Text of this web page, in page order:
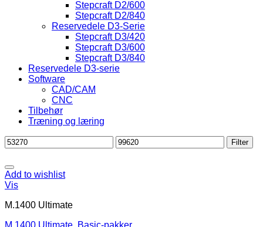
Stepcraft D2/600
Stepcraft D2/840
Reservedele D3-Serie
Stepcraft D3/420
Stepcraft D3/600
Stepcraft D3/840
Reservedele D3-serie
Software
CAD/CAM
CNC
Tilbehør
Træning og læring
Mindste
pris
Højeste
pris
Filter
Add to wishlist
Vis
M.1400 Ultimate
M.1400 Ultimate, Basic-pakker